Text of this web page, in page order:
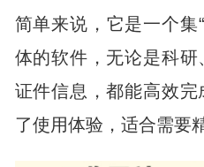
简单来说，它是一个集
体的软件，无论是科
证件信息，都能高效
了使用体验，适合需要